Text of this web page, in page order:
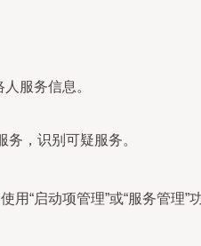
服务信息。
务，识别可疑服务。
“启动项管理”或“服务管理”